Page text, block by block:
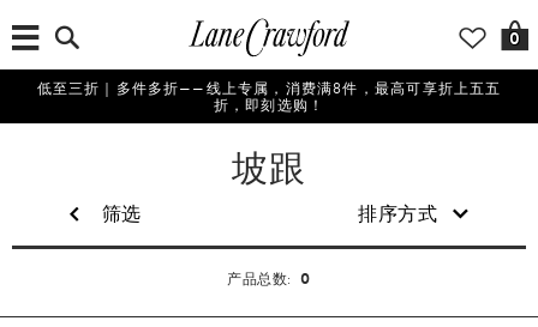
0
低至三折｜多件多折——线上专属，消费满8件，最高可享折上五五
折，即刻选购！
坡跟
筛选 排序方式
产品总数:0